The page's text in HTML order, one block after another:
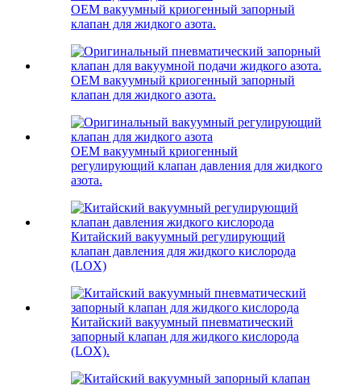
OEM вакуумный криогенный запорный
клапан для жидкого азота.
OEM вакуумный криогенный запорный
клапан для жидкого азота.
OEM вакуумный криогенный
регулирующий клапан давления для жидкого
азота.
Китайский вакуумный регулирующий
клапан давления для жидкого кислорода
(LOX)
Китайский вакуумный пневматический
запорный клапан для жидкого кислорода
(LOX).